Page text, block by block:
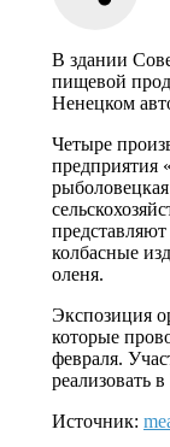
В здании
пищевой
Ненецком
Четыре
предприятия «
колбасные
оленя.
Экспозиция
которые
февраля.
реализовать
Источник: